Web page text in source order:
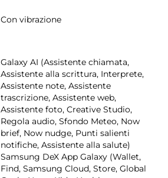
Con vibrazione
Galaxy AI (Assistente chiamata,
Assistente alla scrittura, Interprete,
Assistente note, Assistente
trascrizione, Assistente web,
Assistente foto, Creative Studio,
Regola audio, Sfondo Meteo, Now
brief, Now nudge, Punti salienti
notifiche, Assistente alla salute)
Samsung DeX App Galaxy (Wallet,
Find, Samsung Cloud, Store, Global